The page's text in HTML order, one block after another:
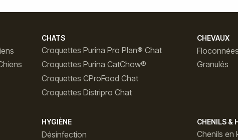
CHATS
Croquettes Purina Pro Plan® Chat
Croquettes Purina CatChow®
Croquettes CProFood Chat
Croquettes Distripro Chat
CHEVAUX
Floconnées
Granulés
HYGIÈNE
Désinfection
CHENILS &
Chenils en